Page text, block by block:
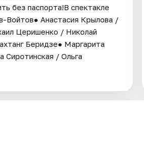
без паспорта!В спектакле
Войтов● Анастасия Крылова /
Церишенко / Николай
Беридзе● Маргарита
/ Ольга